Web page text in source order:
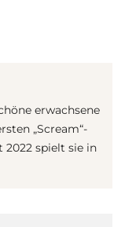
erwachsene
„Scream“-
spielt sie in